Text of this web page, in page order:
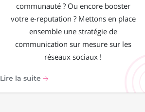
communauté ? Ou encore booster
votre e-reputation ? Mettons en place
ensemble une stratégie de
communication sur mesure sur les
réseaux sociaux !
Lire la suite